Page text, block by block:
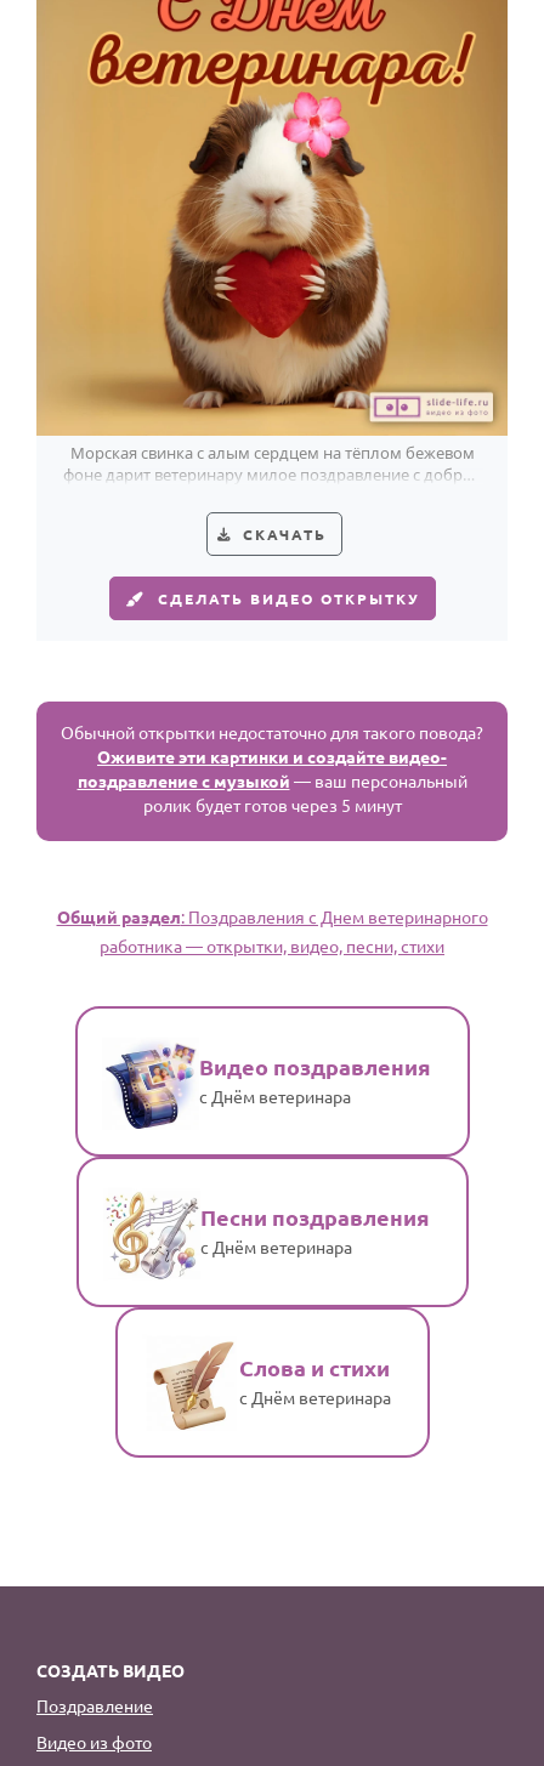
Морская свинка с алым сердцем на тёплом бежевом
фоне дарит ветеринару милое поздравление с доброй
СКАЧАТЬ
СДЕЛАТЬ ВИДЕО ОТКРЫТКУ
Обычной открытки недостаточно для такого повода?
Оживите эти картинки и создайте видео-
поздравление с музыкой — ваш персональный
ролик будет готов через 5 минут
Общий раздел: Поздравления с Днем ветеринарного
работника — открытки, видео, песни, стихи
Видео поздравления
с Днём ветеринара
Песни поздравления
с Днём ветеринара
Слова и стихи
с Днём ветеринара
СОЗДАТЬ ВИДЕО
Поздравление
Видео из фото